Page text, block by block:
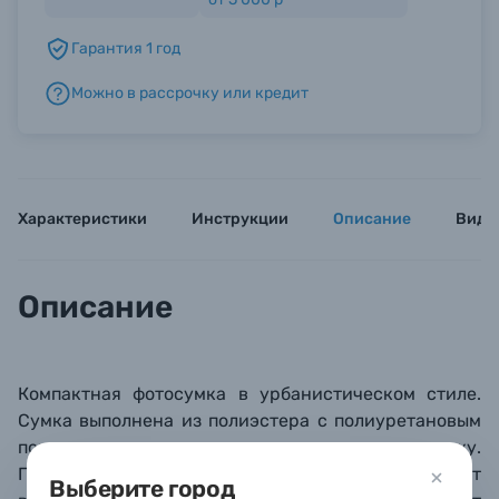
Выберите город
Б/У фототехника (Комиссионные товары)
Гарантия 1 год
Можно в рассрочку или кредит
Характеристики Инструкции Описание
Описание
Компактная фотосумка в урбанистическом стиле.
Сумка выполнена из полиэстера с полиуретановым
покрытием, напоминающим натуральную кожу.
Покрытие плотное, не царапается и не пропускает